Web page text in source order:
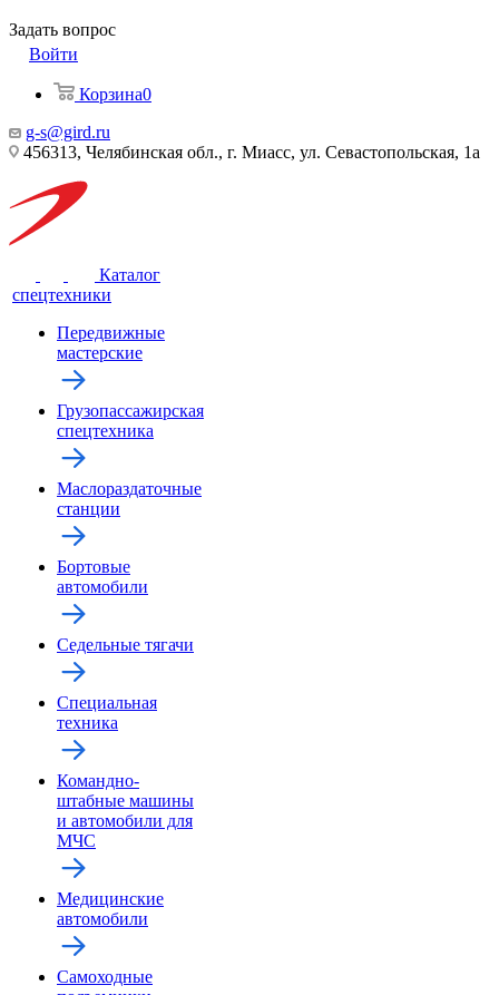
Задать вопрос
Войти
Корзина0
g-s@gird.ru
456313, Челябинская обл., г. Миасс, ул. Севастопольская, 1а
Каталог
спецтехники
Передвижные
мастерские
Грузопассажирская
спецтехника
Маслораздаточные
станции
Бортовые
автомобили
Седельные тягачи
Специальная
техника
Командно-
штабные машины
и автомобили для
МЧС
Медицинские
автомобили
Самоходные